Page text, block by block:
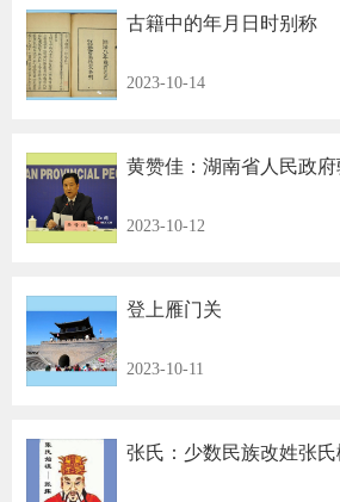
古籍中的年月日时别称
2023-10-14
黄赞佳：湖南省人民政
2023-10-12
登上雁门关
2023-10-11
张氏：少数民族改姓张